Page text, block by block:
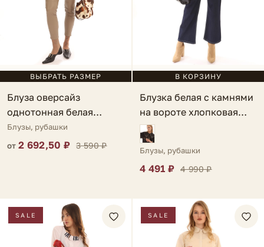
ВЫБРАТЬ РАЗМЕР
Блуза оверсайз
однотонная белая
Ardore
Блузы, рубашки
от 2 692,50 ₽ 3 590 ₽
В КОРЗИНУ
Блузка белая с камнями
на вороте хлопковая
Gela
Блузы, рубашки
4 491 ₽ 4 990 ₽
SALE SALE